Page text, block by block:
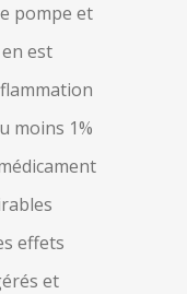
pompe et
est
moins 1%
effets
et